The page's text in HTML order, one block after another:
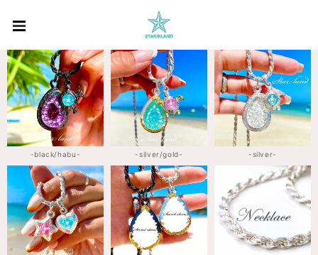
-black/habu- -silver/gold- -silver-